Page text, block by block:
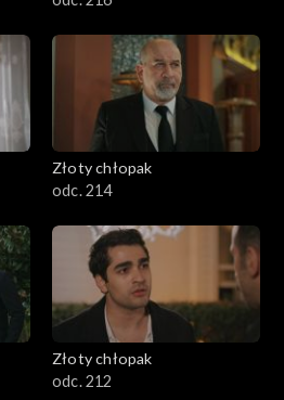
Złoty chłopak
odc. 214
Złoty chłopak
odc. 212